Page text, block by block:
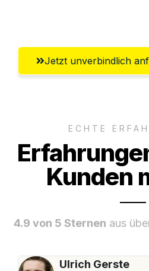
Jetzt unverbindlich
ECHTE
Kunden
4.9 von 5 Sternen aus
Ulrich Gerste